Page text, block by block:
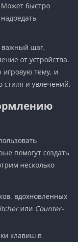
Может быстро
надоедать
важный шаг,
от устройства.
тему, и
стиля и увлечений.
помогут создать
несколько
вдохновленных
или Counter-
клавиш в